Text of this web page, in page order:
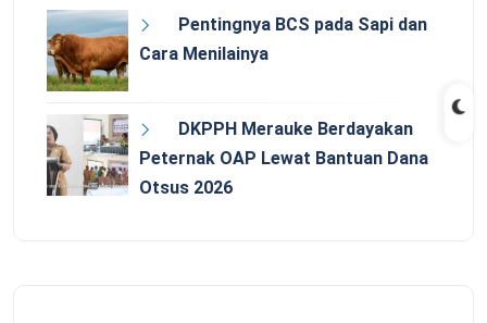
Pentingnya BCS pada Sapi dan
Cara Menilainya
DKPPH Merauke Berdayakan
Peternak OAP Lewat Bantuan Dana
Otsus 2026